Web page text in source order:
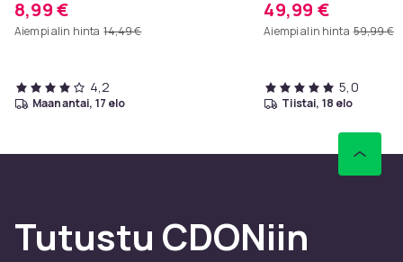
8,99 €
Aiempi alin hinta 14,49 €
4,2
maanantai, 17 elo
sohvapöytä
49,99 €
Aiempi alin hinta 59,99 €
5,0
tiistai, 18 elo
Tutustu CDONiin